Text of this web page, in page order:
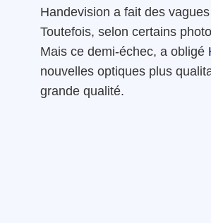
Handevision a fait des
Toutefois, selon certains
Mais ce demi-échec, a obligé
nouvelles optiques plus
grande qualité.